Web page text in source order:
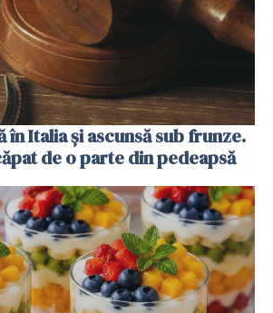
în Italia și ascunsă sub frunze.
de o parte din pedeapsă